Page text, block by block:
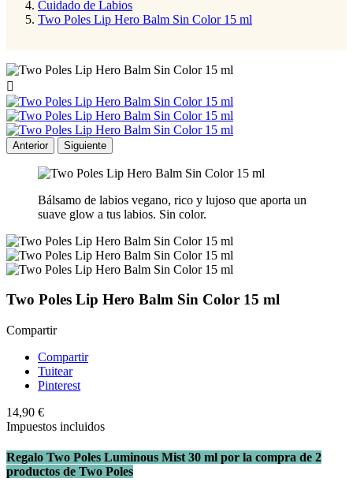
Cuidado de Labios
Two Poles Lip Hero Balm Sin Color 15 ml

Anterior Siguiente
Bálsamo de labios vegano, rico y lujoso que aporta un
suave glow a tus labios. Sin color.
Two Poles Lip Hero Balm Sin Color 15 ml
Compartir
Compartir
Tuitear
Pinterest
14,90 €
Impuestos incluidos
Regalo Two Poles Luminous Mist 30 ml por la compra de 2
productos de Two Poles